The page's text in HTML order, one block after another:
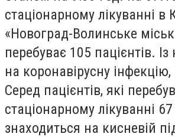
стаціонарному лікуванні в
«Новоград-Волинське
перебуває 105 пацієнтів.
на коронавірусну
Серед пацієнтів, які
стаціонарному лікуванні 67
знаходиться на кисневій